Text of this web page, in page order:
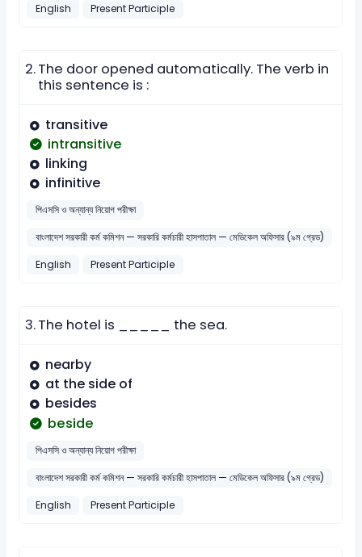
English
Present Participle
2.The door opened automatically. The verb in
this sentence is :
transitive
intransitive
linking
infinitive
পিএসসি ও অন্যান্য নিয়োগ পরীক্ষা
বাংলাদেশ সরকারী কর্ম কমিশন — সরকারি কর্মচারী হাসপাতাল — মেডিকেল অফিসার (৯ম গ্রেড)
English
Present Participle
3.The hotel is _____ the sea.
nearby
at the side of
besides
beside
পিএসসি ও অন্যান্য নিয়োগ পরীক্ষা
বাংলাদেশ সরকারী কর্ম কমিশন — সরকারি কর্মচারী হাসপাতাল — মেডিকেল অফিসার (৯ম গ্রেড)
English
Present Participle